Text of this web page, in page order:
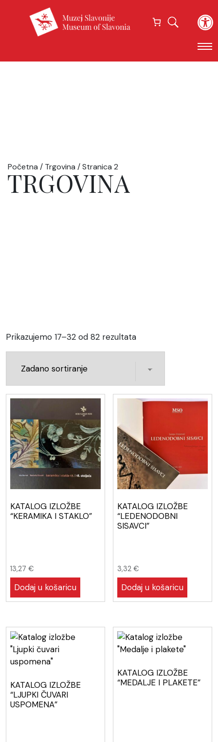
Početna / Trgovina / Stranica 2
TRGOVINA
Prikazujemo 17–32 od 82 rezultata
KATALOG IZLOŽBE
“KERAMIKA I STAKLO”
13,27 €
Dodaj u košaricu
KATALOG IZLOŽBE
“LEDENODOBNI
SISAVCI”
3,32€
Dodaj u košaricu
KATALOG IZLOŽBE
“LJUPKI ČUVARI
USPOMENA”
KATALOG IZLOŽBE
“MEDALJE I PLAKETE”